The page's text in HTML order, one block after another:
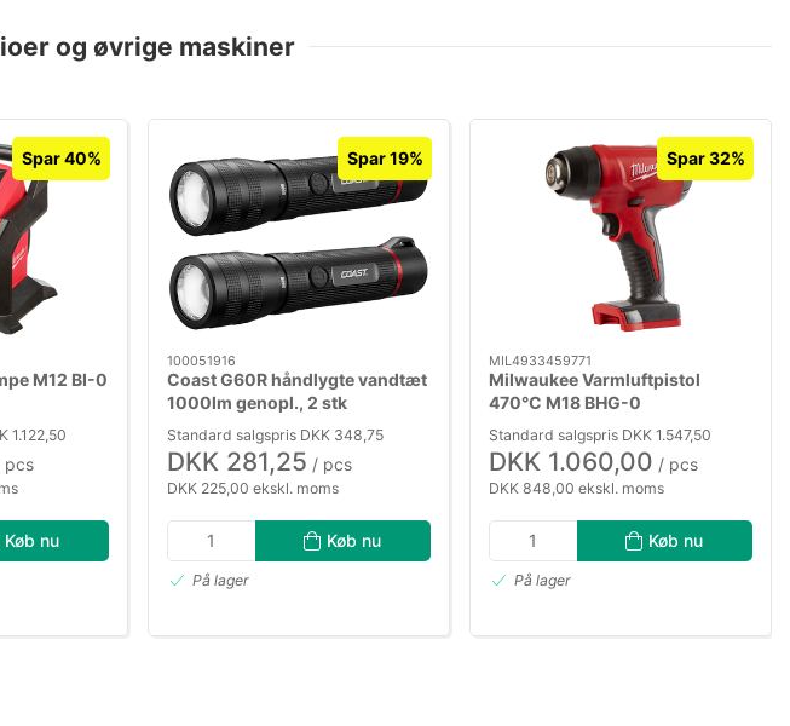
og øvrige maskiner
Spar 40%
M12 BI-0
1.122,50
pcs
Køb nu
Spar 19%
100051916
Coast G60R håndlygte vandtæt
1000lm genopl., 2 stk
Standard salgspris DKK 348,75
DKK 281,25 / pcs
DKK 225,00 ekskl. moms
Køb nu
På lager
Spar 32%
MIL4933459771
Milwaukee Varmluftpistol
470°C M18 BHG-0
Standard salgspris DKK 1.547,50
DKK 1.060,00 / pcs
DKK 848,00 ekskl. moms
Køb nu
På lager